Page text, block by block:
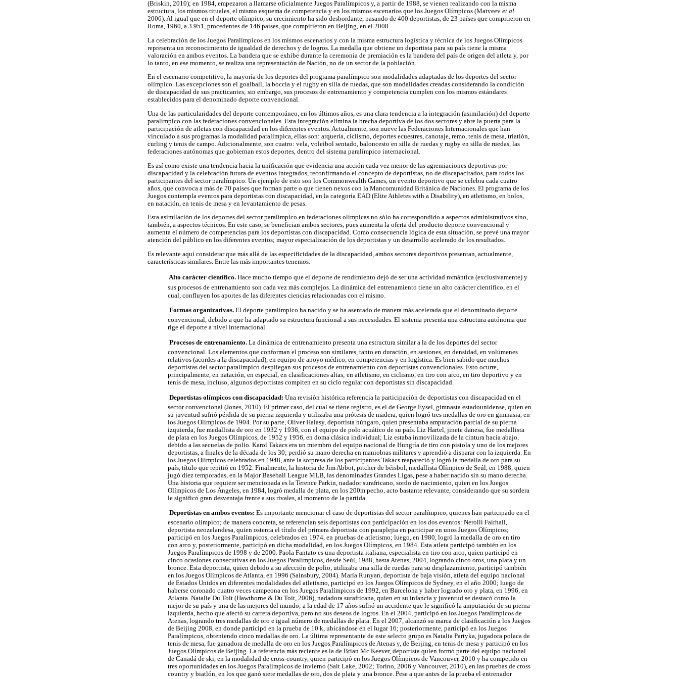
(Briskin, 2010); en 1984, empezaron a llamarse oficialmente Juegos Paralímpicos y, a partir de 1988, se vienen realizando con la misma
estructura, los mismos rituales, el mismo esquema de competencia y en los mismos escenarios que los Juegos Olímpicos (Matveev et al.
2006). Al igual que en el deporte olímpico, su crecimiento ha sido desbordante, pasando de 400 deportistas, de 23 países que compitieron en
Roma, 1960, a 3.951, procedentes de 146 países, que compitieron en Beijing, en el 2008.
La celebración de los Juegos Paralímpicos en los mismos escenarios y con la misma estructura logística y técnica de los Juegos Olímpicos
representa un reconocimiento de igualdad de derechos y de logros. La medalla que obtiene un deportista para su país tiene la misma
valoración en ambos eventos. La bandera que se exhibe durante la ceremonia de premiación es la bandera del país de origen del atleta y, por
lo tanto, en ese momento, se realiza una representación de Nación, no de un sector de la población.
En el escenario competitivo, la mayoría de los deportes del programa paralímpico son modalidades adaptadas de los deportes del sector
olímpico. Las excepciones son el goalball, la boccia y el rugby en silla de ruedas, que son modalidades creadas considerando la condición
de discapacidad de sus practicantes; sin embargo, sus procesos de entrenamiento y competencia cumplen con los mismos estándares
establecidos para el denominado deporte convencional.
Una de las particularidades del deporte contemporáneo, en los últimos años, es una clara tendencia a la integración (asimilación) del deporte
paralímpico con las federaciones convencionales. Esta integración elimina la brecha deportiva de los dos sectores y abre la puerta para la
participación de atletas con discapacidad en los diferentes eventos. Actualmente, son nueve las Federaciones Internacionales que han
vinculado a sus programas la modalidad paralímpica, ellas son: arquería, ciclismo, deportes ecuestres, canotaje, remo, tenis de mesa, triatlón,
curling y tenis de campo. Adicionalmente, son cuatro: vela, voleibol sentado, baloncesto en silla de ruedas y rugby en silla de ruedas, las
federaciones autónomas que gobiernan estos deportes, dentro del sistema paralímpico internacional.
Es así como existe una tendencia hacia la unificación que evidencia una acción cada vez menor de las agremiaciones deportivas por
discapacidad y la celebración futura de eventos integrados, reconfirmando el concepto de deportistas, no de discapacitados, para todos los
participantes del sector paralímpico. Un ejemplo de esto son los Commonwealth Games, un evento deportivo que se celebra cada cuatro
años, que convoca a más de 70 países que forman parte o que tienen nexos con la Mancomunidad Británica de Naciones. El programa de los
Juegos contempla eventos para deportistas con discapacidad, en la categoría EAD (Elite Athletes with a Disability), en atletismo, en bolos,
en natación, en tenis de mesa y en levantamiento de pesas.
Esta asimilación de los deportes del sector paralímpico en federaciones olímpicas no sólo ha correspondido a aspectos administrativos sino,
también, a aspectos técnicos. En este caso, se benefician ambos sectores, pues aumenta la oferta del producto deporte convencional y
aumenta el número de competencias para los deportistas con discapacidad. Como consecuencia lógica de esta situación, se prevé una mayor
atención del público en los diferentes eventos; mayor especialización de los deportistas y un desarrollo acelerado de los resultados.
Es relevante aquí considerar que más allá de las especificidades de la discapacidad, ambos sectores deportivos presentan, actualmente,
características similares. Entre las más importantes tenemos:
 Alto carácter científico. Hace mucho tiempo que el deporte de rendimiento dejó de ser una actividad romántica (exclusivamente) y
sus procesos de entrenamiento son cada vez más complejos. La dinámica del entrenamiento tiene un alto carácter científico, en el
cual, confluyen los aportes de las diferentes ciencias relacionadas con el mismo.
 Formas organizativas. El deporte paralímpico ha nacido y se ha asentado de manera más acelerada que el denominado deporte
convencional, debido a que ha adaptado su estructura funcional a sus necesidades. El sistema presenta una estructura autónoma que
rige el deporte a nivel internacional.
 Procesos de entrenamiento. La dinámica de entrenamiento presenta una estructura similar a la de los deportes del sector
convencional. Los elementos que conforman el proceso son similares, tanto en duración, en sesiones, en densidad, en volúmenes
relativos (acordes a la discapacidad), en equipo de apoyo médico, en competencias y en logística. Es bien sabido que muchos
deportistas del sector paralímpico despliegan sus procesos de entrenamiento con deportistas convencionales. Esto ocurre,
principalmente, en natación, en especial, en clasificaciones altas; en atletismo, en ciclismo, en tiro con arco, en tiro deportivo y en
tenis de mesa, incluso, algunos deportistas compiten en su ciclo regular con deportistas sin discapacidad.
 Deportistas olímpicos con discapacidad: Una revisión histórica referencia la participación de deportistas con discapacidad en el
sector convencional (Jones, 2010). El primer caso, del cual se tiene registro, es el de George Eysel, gimnasta estadounidense, quien en
su juventud sufrió pérdida de su pierna izquierda y utilizaba una prótesis de madera, quien logró tres medallas de oro en gimnasia, en
los Juegos Olímpicos de 1904. Por su parte, Oliver Halasy, deportista húngaro, quien presentaba amputación parcial de su pierna
izquierda, fue medallista de oro en 1932 y 1936, con el equipo de polo acuático de su país. Liz Hartel, jinete danesa, fue medallista
de plata en los Juegos Olímpicos, de 1952 y 1956, en doma clásica individual; Liz estaba inmovilizada de la cintura hacia abajo,
debido a las secuelas de polio. Karol Takacs era un miembro del equipo nacional de Hungría de tiro con pistola y uno de los mejores
deportistas, a finales de la década de los 30; perdió su mano derecha en maniobras militares y aprendió a disparar con la izquierda. En
los Juegos Olímpicos celebrados en 1948, ante la sorpresa de los participantes Takacs reapareció y logró la medalla de oro para su
país, título que repitió en 1952. Finalmente, la historia de Jim Abbot, pitcher de béisbol, medallista Olímpico de Seúl, en 1988, quien
jugó diez temporadas, en la Major Baseball League MLB, las denominadas Grandes Ligas, pese a haber nacido sin su mano derecha.
Una historia que requiere ser mencionada es la Terence Parkin, nadador surafricano, sordo de nacimiento, quien en los Juegos
Olímpicos de Los Ángeles, en 1984, logró medalla de plata, en los 200m pecho, acto bastante relevante, considerando que su sordera
le significó gran desventaja frente a sus rivales, al momento de la partida.
 Deportistas en ambos eventos: Es importante mencionar el caso de deportistas del sector paralímpico, quienes han participado en el
escenario olímpico; de manera concreta, se referencian seis deportistas con participación en los dos eventos: Nerolli Fairhall,
deportista neozelandesa, quien ostenta el título del primera deportista con paraplejia en participar en unos Juegos Olímpicos;
participó en los Juegos Paralímpicos, celebrados en 1974, en pruebas de atletismo; luego, en 1980, logró la medalla de oro en tiro
con arco y, posteriormente, participó en dicha modalidad, en los Juegos Olímpicos, en 1984. Esta atleta participó también en los
Juegos Paralímpicos de 1998 y de 2000. Paola Fantato es una deportista italiana, especialista en tiro con arco, quien participó en
cinco ocasiones consecutivas en los Juegos Paralímpicos, desde Seúl, 1988, hasta Atenas, 2004, logrando cinco oros, una plata y un
bronce. Esta deportista, quien debido a su afección de polio, utilizaba una silla de ruedas para su desplazamiento, participó también
en los Juegos Olímpicos de Atlanta, en 1996 (Sainsbury, 2004). María Runyan, deportista de baja visión, atleta del equipo nacional
de Estados Unidos en diferentes modalidades del atletismo, participó en los Juegos Olímpicos de Sydney, en el año 2000; luego de
haberse coronado cuatro veces campeona en los Juegos Paralímpicos de 1992, en Barcelona y haber logrado oro y plata, en 1996, en
Atlanta. Natalie Du Toit (Hawthorne & Du Toit, 2006), nadadora surafricana, quien en su infancia y juventud se destacó como la
mejor de su país y una de las mejores del mundo; a la edad de 17 años sufrió un accidente que le significó la amputación de su pierna
izquierda, hecho que afectó su carrera deportiva, pero no sus deseos de logros. En el 2004, participó en los Juegos Paralímpicos de
Atenas, logrando tres medallas de oro e igual número de medallas de plata. En el 2007, alcanzó su marca de clasificación a los Juegos
de Beijing 2008, en donde participó en la prueba de 10 k, ubicándose en el lugar 16; posteriormente, participó en los Juegos
Paralímpicos, obteniendo cinco medallas de oro. La última representante de este selecto grupo es Natalia Partyka, jugadora polaca de
tenis de mesa, fue ganadora de medalla de oro en los Juegos Paralímpicos de Atenas y, de Beijing, en tenis de mesa y participó en los
Juegos Olímpicos de Beijing. La referencia más reciente es la de Brian Mc Keever, deportista quien formó parte del equipo nacional
de Canadá de ski, en la modalidad de cross-country, quien participó en los Juegos Olímpicos de Vancouver, 2010 y ha competido en
tres oportunidades en los Juegos Paralímpicos de invierno (Salt Lake, 2002; Torino, 2006 y Vancouver, 2010), en las pruebas de cross
country y biatlón, en los que ganó siete medallas de oro, dos de plata y una bronce. Pese a que antes de la prueba el entrenador